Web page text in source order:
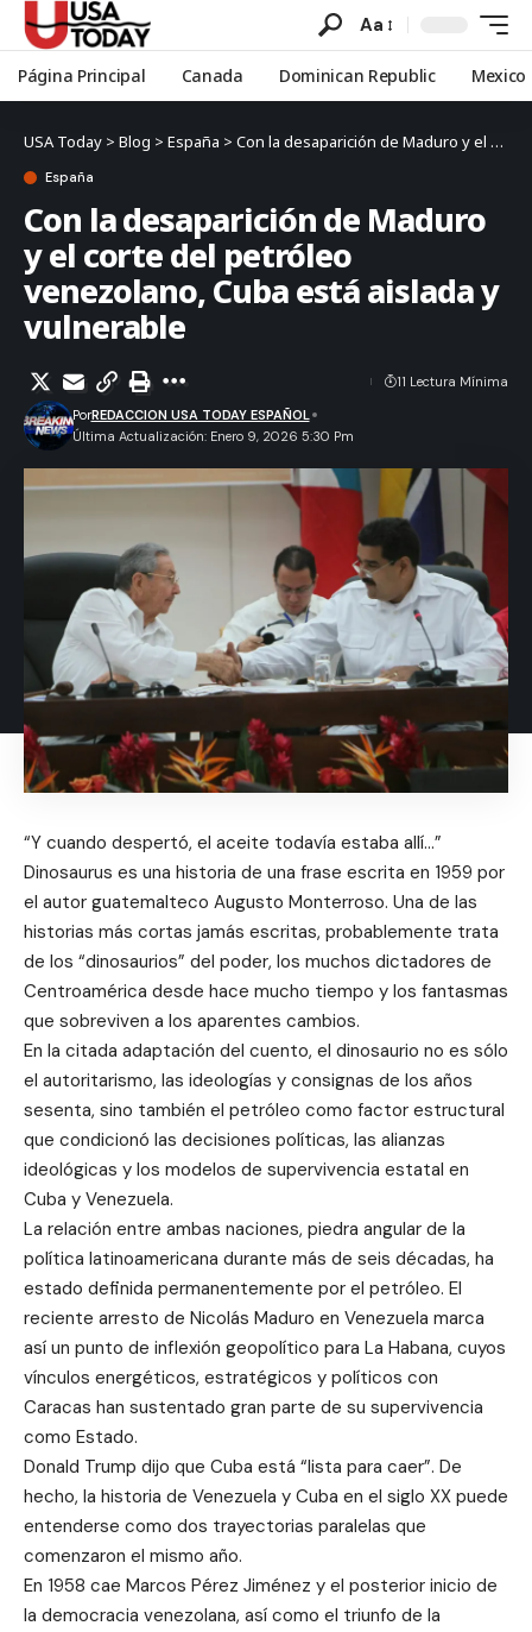
Aa
Página Principal Canada Dominican Republic Mexico
USA Today > Blog > España > Con la desaparición de Maduro y el corte del petróleo venezolano, Cuba está aislada y vulnerable
España
Con la desaparición de Maduro
y el corte del petróleo
venezolano, Cuba está aislada y
vulnerable
Última Actualización: Enero 9, 2026 5:30 Pm
PorREDACCION USA TODAY ESPAÑOL
11 Lectura Mínima
“Y cuando despertó, el aceite todavía estaba allí…”
Dinosaurus es una historia de una frase escrita en 1959 por
el autor guatemalteco Augusto Monterroso. Una de las
historias más cortas jamás escritas, probablemente trata
de los “dinosaurios” del poder, los muchos dictadores de
Centroamérica desde hace mucho tiempo y los fantasmas
que sobreviven a los aparentes cambios.
En la citada adaptación del cuento, el dinosaurio no es sólo
el autoritarismo, las ideologías y consignas de los años
sesenta, sino también el petróleo como factor estructural
que condicionó las decisiones políticas, las alianzas
ideológicas y los modelos de supervivencia estatal en
Cuba y Venezuela.
La relación entre ambas naciones, piedra angular de la
política latinoamericana durante más de seis décadas, ha
estado definida permanentemente por el petróleo. El
reciente arresto de Nicolás Maduro en Venezuela marca
así un punto de inflexión geopolítico para La Habana, cuyos
vínculos energéticos, estratégicos y políticos con
Caracas han sustentado gran parte de su supervivencia
como Estado.
Donald Trump dijo que Cuba está “lista para caer”. De
hecho, la historia de Venezuela y Cuba en el siglo XX puede
entenderse como dos trayectorias paralelas que
comenzaron el mismo año.
En 1958 cae Marcos Pérez Jiménez y el posterior inicio de
la democracia venezolana, así como el triunfo de la